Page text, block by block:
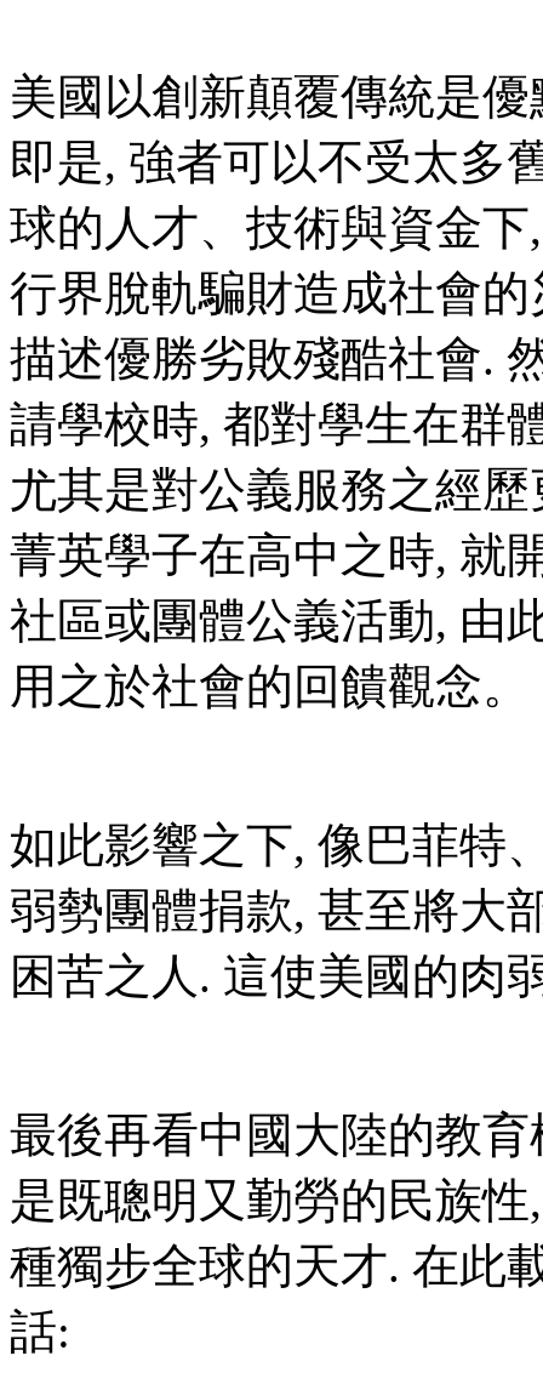
美國以創新顛覆傳統是
即是, 強者可以不受太多
球的人才、技術與資金
行界脫軌騙財造成社會
描述優勝劣敗殘酷社會.
請學校時, 都對學生在群
尤其是對公義服務之經
菁英學子在高中之時, 就
社區或團體公義活動, 由
用之於社會的回饋觀念。
如此影響之下, 像巴菲特
弱勢團體捐款, 甚至將大
困苦之人. 這使美國的肉
最後再看中國大陸的教
是既聰明又勤勞的民族
種獨步全球的天才. 在此
話: